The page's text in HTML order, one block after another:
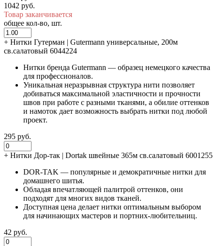
1042 руб.
Товар заканчивается
общее кол-во, шт.
+ Нитки Гутерман | Gutermann универсальные, 200м
св.салатовый 6044224
Нитки бренда Gutermann — образец немецкого качества
для профессионалов.
Уникальная неразрывная структура нити позволяет
добиваться максимальной эластичности и прочности
швов при работе с разными тканями, а обилие оттенков
и намоток дает возможность выбрать нитки под любой
проект.
295 руб.
+ Нитки Дор-так | Dortak швейные 365м св.салатовый 6001255
DOR-TAK — популярные и демократичные нитки для
домашнего шитья.
Обладая впечатляющей палитрой оттенков, они
подходят для многих видов тканей.
Доступная цена делает нитки оптимальным выбором
для начинающих мастеров и портних-любительниц.
42 руб.